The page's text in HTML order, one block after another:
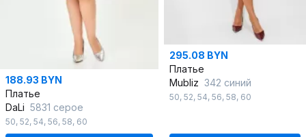
188.93 BYN
Платье
DaLi 5831 серое
50, 52, 54, 56, 58, 60
295.08 BYN
Платье
Mubliz 342 синий
50, 52, 54, 56, 58, 60